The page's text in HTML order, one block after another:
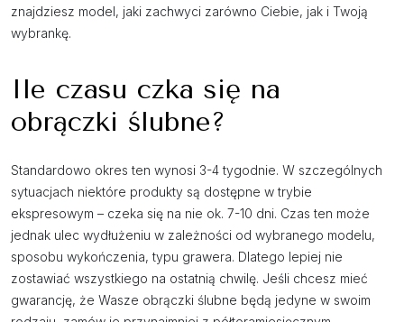
znajdziesz model, jaki zachwyci zarówno Ciebie, jak i Twoją
wybrankę.
Ile czasu czka się na
obrączki ślubne?
Standardowo okres ten wynosi 3-4 tygodnie. W szczególnych
sytuacjach niektóre produkty są dostępne w trybie
ekspresowym – czeka się na nie ok. 7-10 dni. Czas ten może
jednak ulec wydłużeniu w zależności od wybranego modelu,
sposobu wykończenia, typu grawera. Dlatego lepiej nie
zostawiać wszystkiego na ostatnią chwilę. Jeśli chcesz mieć
gwarancję, że Wasze obrączki ślubne będą jedyne w swoim